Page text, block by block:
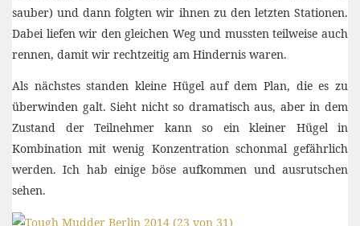
sauber) und dann folgten wir ihnen zu den letzten Stationen.
Dabei liefen wir den gleichen Weg und mussten teilweise auch
rennen, damit wir rechtzeitig am Hindernis waren.
Als nächstes standen kleine Hügel auf dem Plan, die es zu
überwinden galt. Sieht nicht so dramatisch aus, aber in dem
Zustand der Teilnehmer kann so ein kleiner Hügel in
Kombination mit wenig Konzentration schonmal gefährlich
werden. Ich hab einige böse aufkommen und ausrutschen
sehen.